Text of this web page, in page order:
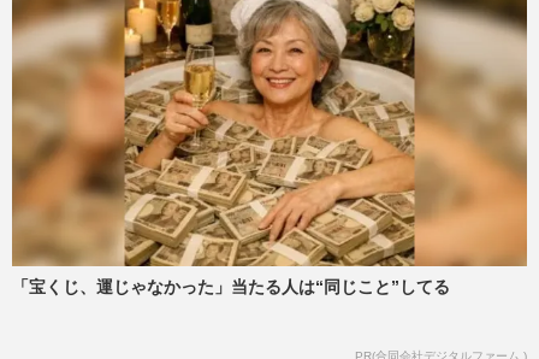
BOOWYファン大熱狂のウラで弟分バンド
『BUCK-TICK』ライブで警察沙汰の痴漢
トラブル！運営の警告文にファン…
週刊女性PRIME 2026/7/7
NHK大河ドラマ『豊臣兄弟！』に
［Alexandros］のベース・磯部寛之登場
も視聴者ざわつく「相席スタート山添…
週刊女性PRIME
氷室京介ら『BOOWY』武道館40周年・記
「宝くじ、運じゃなかった」当たる人は“同じこと”してる
PR(合同会社デジタルファーム )